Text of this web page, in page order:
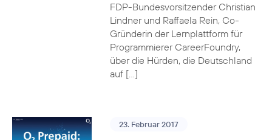
FDP-Bundesvorsitzender Christian
Lindner und Raffaela Rein, Co-
Gründerin der Lernplattform für
Programmierer CareerFoundry,
über die Hürden, die Deutschland
auf […]
23. Februar 2017